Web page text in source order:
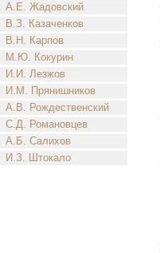
А.Е. Жадовский
В.З. Казаченков
В.Н. Карпов
М.Ю. Кокурин
И.И. Лезжов
И.М. Прянишников
А.В. Рождественский
С.Д. Романовцев
А.Б. Салихов
И.З. Штокало